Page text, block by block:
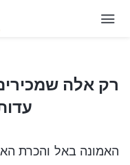
רק אלה שמכירים את האל
רק אלה
האמונה באל והכרת